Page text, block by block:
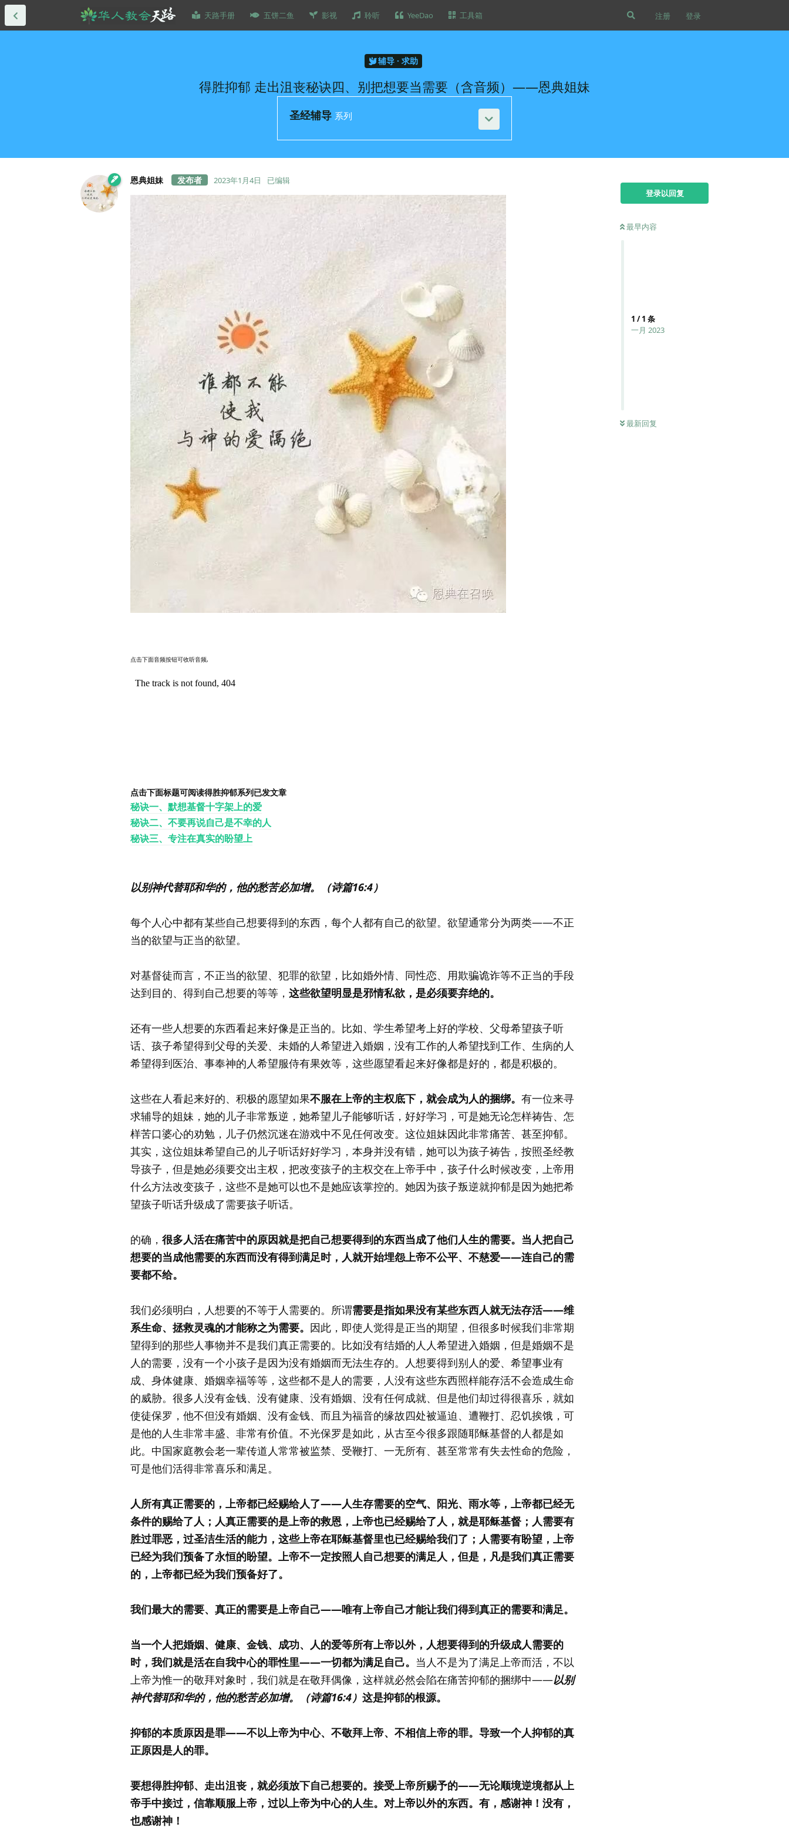
天路手册 五饼二鱼 影视 聆听 YeeDao 工具箱 注册 登录
辅导 · 求助
得胜抑郁 走出沮丧秘诀四、别把想要当需要（含音频）——恩典姐妹
圣经辅导 系列
登录以回复
最早内容
1 /1 条
一月 2023
最新回复
恩典姐妹 2023年1月4日 已编辑
点击下面音频按钮可收听音频,
点击下面标题可阅读得胜抑郁系列已发文章
秘诀一、默想基督十字架上的爱
秘诀二、不要再说自己是不幸的人
秘诀三、专注在真实的盼望上
以别神代替耶和华的，他的愁苦必加增。（诗篇16:4）
每个人心中都有某些自己想要得到的东西，每个人都有自己的欲望。欲望通常分为两类——不正
当的欲望与正当的欲望。
对基督徒而言，不正当的欲望、犯罪的欲望，比如婚外情、同性恋、用欺骗诡诈等不正当的手段
达到目的、得到自己想要的等等， 这些欲望明显是邪情私欲，是必须要弃绝的。
还有一些人想要的东西看起来好像是正当的。比如、学生希望考上好的学校、父母希望孩子听
话、孩子希望得到父母的关爱、未婚的人希望进入婚姻，没有工作的人希望找到工作、生病的人
希望得到医治、事奉神的人希望服侍有果效等，这些愿望看起来好像都是好的，都是积极的。
这些在人看起来好的、积极的愿望如果不服在上帝的主权底下，就会成为人的捆绑。 有一位来寻
求辅导的姐妹，她的儿子非常叛逆，她希望儿子能够听话，好好学习，可是她无论怎样祷告、怎
样苦口婆心的劝勉，儿子仍然沉迷在游戏中不见任何改变。这位姐妹因此非常痛苦、甚至抑郁。
其实，这位姐妹希望自己的儿子听话好好学习，本身并没有错，她可以为孩子祷告，按照圣经教
导孩子，但是她必须要交出主权，把改变孩子的主权交在上帝手中，孩子什么时候改变，上帝用
什么方法改变孩子，这些不是她可以也不是她应该掌控的。她因为孩子叛逆就抑郁是因为她把希
望孩子听话升级成了需要孩子听话。
的确， 很多人活在痛苦中的原因就是把自己想要得到的东西当成了他们人生的需要。 当人把自己
想要的当成他需要的东西而没有得到满足时，人就开始埋怨上帝不公平、不慈爱——连自己的需
要都不给。
我们必须明白，人想要的不等于人需要的。所谓需要是指如果没有某些东西人就无法存活——维
系生命、拯救灵魂的才能称之为需要。 因此，即使人觉得是正当的期望，但很多时候我们非常期
望得到的那些人事物并不是我们真正需要的。比如没有结婚的人人希望进入婚姻，但是婚姻不是
人的需要，没有一个小孩子是因为没有婚姻而无法生存的。人想要得到别人的爱、希望事业有
成、身体健康、婚姻幸福等等，这些都不是人的需要，人没有这些东西照样能存活不会造成生命
的威胁。很多人没有金钱、没有健康、没有婚姻、没有任何成就、但是他们却过得很喜乐，就如
使徒保罗，他不但没有婚姻、没有金钱、而且为福音的缘故四处被逼迫、遭鞭打、忍饥挨饿，可
是他的人生非常丰盛、非常有价值。不光保罗是如此，从古至今很多跟随耶稣基督的人都是如
此。中国家庭教会老一辈传道人常常被监禁、受鞭打、一无所有、甚至常常有失去性命的危险，
可是他们活得非常喜乐和满足。
人所有真正需要的，上帝都已经赐给人了——人生存需要的空气、阳光、雨水等，上帝都已经无
条件的赐给了人；人真正需要的是上帝的救恩，上帝也已经赐给了人，就是耶稣基督；人需要有
胜过罪恶，过圣洁生活的能力，这些上帝在耶稣基督里也已经赐给我们了；人需要有盼望，上帝
已经为我们预备了永恒的盼望。上帝不一定按照人自己想要的满足人，但是，凡是我们真正需要
的，上帝都已经为我们预备好了。
我们最大的需要、真正的需要是上帝自己——唯有上帝自己才能让我们得到真正的需要和满足。
当一个人把婚姻、健康、金钱、成功、人的爱等所有上帝以外，人想要得到的升级成人需要的
时，我们就是活在自我中心的罪性里——一切都为满足自己。 当人不是为了满足上帝而活，不以
上帝为惟一的敬拜对象时，我们就是在敬拜偶像，这样就必然会陷在痛苦抑郁的捆绑中——以别
神代替耶和华的，他的愁苦必加增。（诗篇16:4） 这是抑郁的根源。
抑郁的本质原因是罪——不以上帝为中心、不敬拜上帝、不相信上帝的罪。导致一个人抑郁的真
正原因是人的罪。
要想得胜抑郁、走出沮丧，就必须放下自己想要的。接受上帝所赐予的——无论顺境逆境都从上
帝手中接过，信靠顺服上帝，过以上帝为中心的人生。对上帝以外的东西。有，感谢神！没有，
也感谢神！